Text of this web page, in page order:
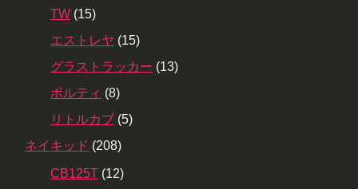
TW (15)
エストレヤ (15)
グラストラッカー (13)
ボルティ (8)
リトルカブ (5)
ネイキッド (208)
CB125T (12)